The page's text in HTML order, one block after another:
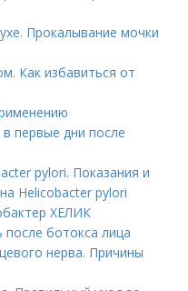
Прокалывание мочки
Как избавиться от
первые дни после
pylori. Показания и
Helicobacter pylori
ХЕЛИК
ботокса лица
нерва. Причины